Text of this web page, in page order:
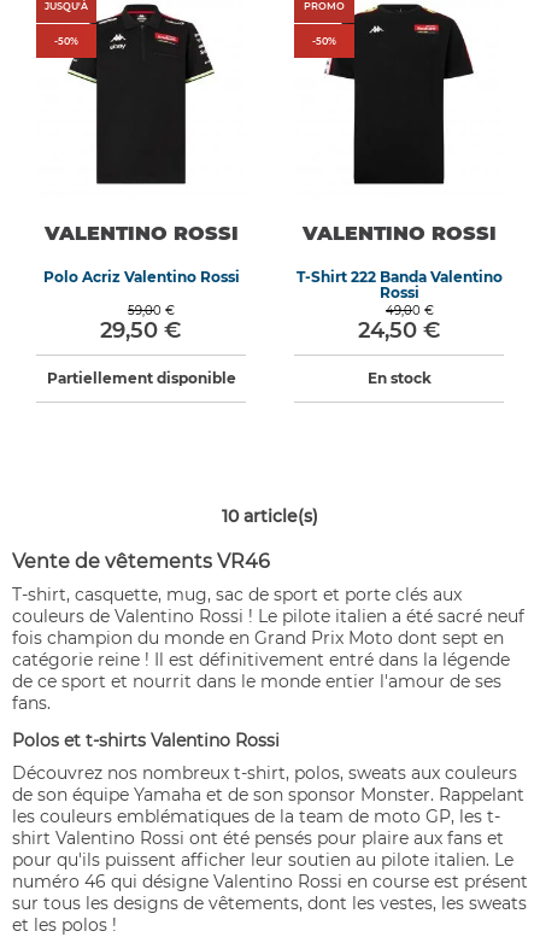
JUSQU'À
-50%
VALENTINO ROSSI
Polo Acriz Valentino Rossi
59,00 €
29,50 €
Partiellement disponible
PROMO
-50%
VALENTINO ROSSI
T-Shirt 222 Banda Valentino
Rossi
49,00 €
24,50 €
En stock
10article(s)
Vente de vêtements VR46
T-shirt, casquette, mug, sac de sport et porte clés aux
couleurs de Valentino Rossi ! Le pilote italien a été sacré neuf
fois champion du monde en Grand Prix Moto dont sept en
catégorie reine ! Il est définitivement entré dans la légende
de ce sport et nourrit dans le monde entier l'amour de ses
fans.
Polos et t-shirts Valentino Rossi
Découvrez nos nombreux t-shirt, polos, sweats aux couleurs
de son équipe Yamaha et de son sponsor Monster. Rappelant
les couleurs emblématiques de la team de moto GP, les t-
shirt Valentino Rossi ont été pensés pour plaire aux fans et
pour qu'ils puissent afficher leur soutien au pilote italien. Le
numéro 46 qui désigne Valentino Rossi en course est présent
sur tous les designs de vêtements, dont les vestes, les sweats
et les polos !